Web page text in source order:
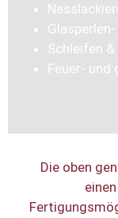
Schleifen
Feuer- und
Die oben